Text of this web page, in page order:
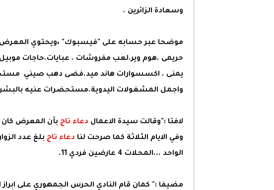
وسعادة الزائرين .
موضحا عبر حسابه على "فيسبوك" ،ويحتوي
حريمى .هوم وير.لعب مفروشات . عبايات.حاجات
يمنى . اكسسوارات هاند ميد.فضى دهب صيني
واجمل المشغولات اليدوية.مستحضرات عنيه
لافتا :"وقالت سيدة الاعمال دعاء تاج بأن المعرض كان
وفي الايام الثلاثة كما صرحت لنا دعاء تاج
الواحد ...المحلات 4 عارضين فردي 11.
مضيفا :" كمان قام النادي الحرس الجمهوري على